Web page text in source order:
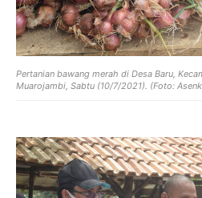
Pertanian bawang merah di Desa Baru,
Muarojambi, Sabtu (10/7/2021). (Foto: